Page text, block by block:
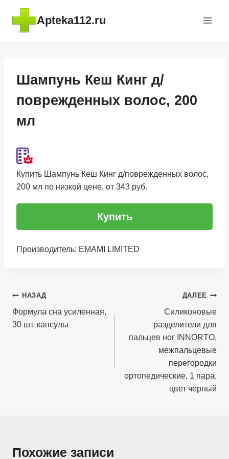
Перейти
содержимому
Apteka112.ru
Шампунь Кеш Кинг д/
поврежденных волос, 200
мл
Купить Шампунь Кеш Кинг д/поврежденных волос,
200 мл по низкой цене, от 343 руб.
Купить
Производитель: EMAMI LIMITED
Навигация
по
записям
НАЗАД
Формула сна усиленная,
30 шт, капсулы
ДАЛЕЕ
Силиконовые
разделители для
пальцев ног INNORTO,
межпальцевые
перегородки
ортопедические, 1 пара,
цвет черный
Похожие записи